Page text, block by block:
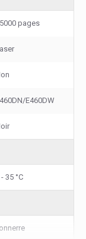
pages
E460DW
- 35 °C